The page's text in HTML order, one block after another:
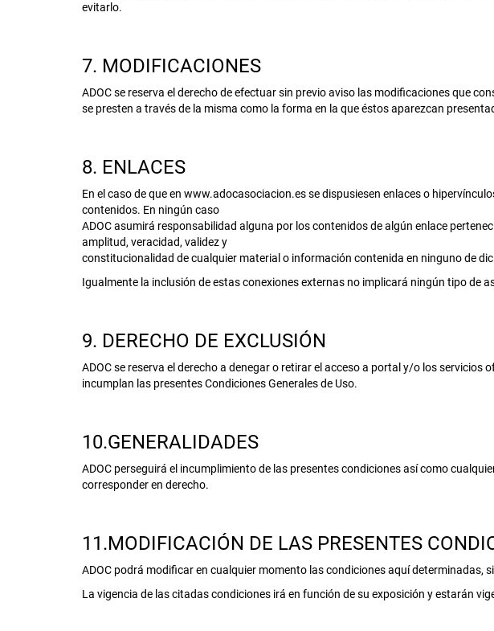
evitarlo.
7. MODIFICACIONES
ADOC se reserva el derecho de efectuar sin previo aviso las modificaciones que
se presten a través de la misma como la forma en la que éstos aparezcan
8. ENLACES
En el caso de que en www.adocasociacion.es se dispusiesen enlaces o
contenidos. En ningún caso
ADOC asumirá responsabilidad alguna por los contenidos de algún enlace
amplitud, veracidad, validez y
constitucionalidad de cualquier material o información contenida en ninguno de
Igualmente la inclusión de estas conexiones externas no implicará ningún tipo de
9. DERECHO DE EXCLUSIÓN
ADOC se reserva el derecho a denegar o retirar el acceso a portal y/o los
incumplan las presentes Condiciones Generales de Uso.
10.GENERALIDADES
ADOC perseguirá el incumplimiento de las presentes condiciones así como
corresponder en derecho.
11.MODIFICACIÓN DE LAS PRESENTES
ADOC podrá modificar en cualquier momento las condiciones aquí determinadas,
La vigencia de las citadas condiciones irá en función de su exposición y estarán